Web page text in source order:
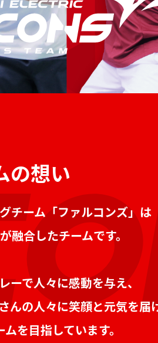
の想い
チーム「ファルコンズ」は
融合したチームです。
ーで人々に感動を与え、
んの人々に笑顔と元気を届
を目指しています。